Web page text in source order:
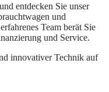
entdecken Sie unser
und
Team berät Sie
und Service.
innovativer Technik auf